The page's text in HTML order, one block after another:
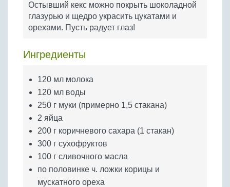
Бобовые
Яйца
Остывший кекс можно покрыть шоколадной
глазурью и щедро украсить цукатами и
орехами. Пусть радует глаз!
Ингредиенты
120 мл молока
120 мл воды
250 г муки (примерно 1,5 стакана)
2 яйца
200 г коричневого сахара (1 стакан)
300 г сухофруктов
100 г сливочного масла
по половинке ч. ложки корицы и
мускатного ореха